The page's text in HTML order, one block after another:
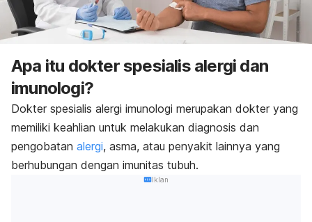
Apa itu dokter spesialis alergi dan
imunologi?
Dokter spesialis alergi imunologi merupakan dokter yang
memiliki keahlian untuk melakukan diagnosis dan
pengobatan alergi, asma, atau penyakit lainnya yang
berhubungan dengan imunitas tubuh.
Iklan